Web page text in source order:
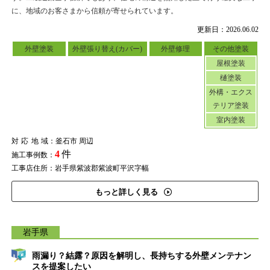
更新日：2026.06.02
外壁塗装 外壁張り替え(カバー) 外壁修理
その他塗装
屋根塗装
樋塗装
外構・エクス
テリア塗装
室内塗装
対応地域：釜石市 周辺
施工事例数： 4件
工事店住所：岩手県紫波郡紫波町平沢字幅
もっと詳しく見る
に、地域のお客さまから信頼が寄せられています。
岩手県
雨漏り？結露？原因を解明し、長持ちする外壁メンテナン
スを提案したい